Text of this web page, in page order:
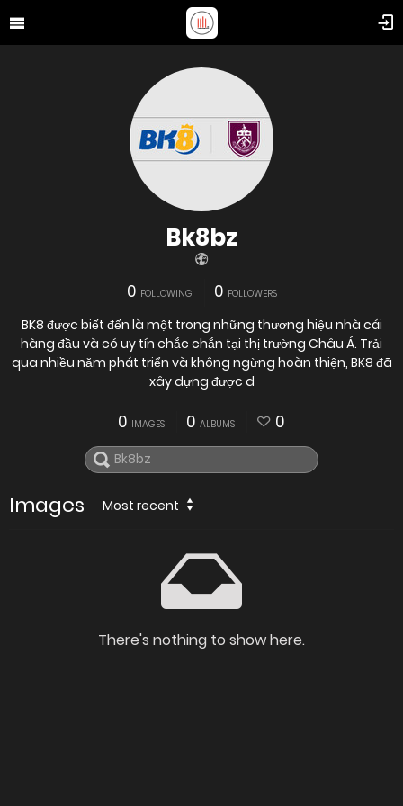
Bk8bz
0 FOLLOWING 0 FOLLOWERS
BK8 được biết đến là một trong những thương hiệu nhà cái
hàng đầu và có uy tín chắc chắn tại thị trường Châu Á. Trải
qua nhiều năm phát triển và không ngừng hoàn thiện, BK8 đã
xây dựng được d
0 IMAGES 0 ALBUMS 0
Images Most recent
There's nothing to show here.